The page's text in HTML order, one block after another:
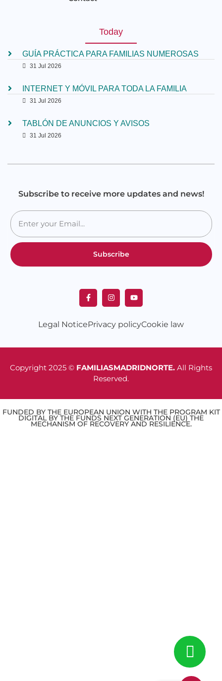
Today
GUÍA PRÁCTICA PARA FAMILIAS NUMEROSAS
31 Jul 2026
INTERNET Y MÓVIL PARA TODA LA FAMILIA
31 Jul 2026
TABLÓN DE ANUNCIOS Y AVISOS
31 Jul 2026
Subscribe to receive more updates and news!
Subscribe
Legal NoticePrivacy policyCookie law
Copyright 2025 © FAMILIASMADRIDNORTE. All Rights
Reserved.
FUNDED BY THE EUROPEAN UNION WITH THE PROGRAM KIT
DIGITAL BY THE FUNDS NEXT GENERATION (EU) THE
MECHANISM OF RECOVERY AND RESILIENCE.